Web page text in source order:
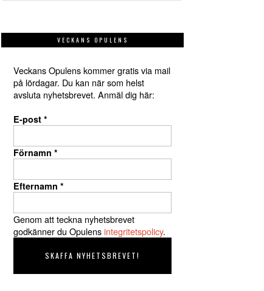
VECKANS OPULENS
Veckans Opulens kommer gratis via mail
på lördagar. Du kan när som helst
avsluta nyhetsbrevet. Anmäl dig här:
E-post *
Förnamn *
Efternamn *
Genom att teckna nyhetsbrevet
godkänner du Opulensintegritetspolicy.